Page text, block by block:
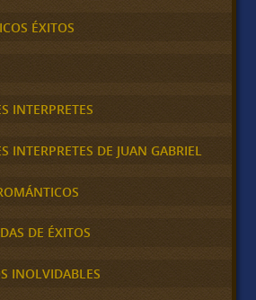
ÉXITOS
INTERPRETES
INTERPRETES DE JUAN GABRIEL
DE ÉXITOS
INOLVIDABLES